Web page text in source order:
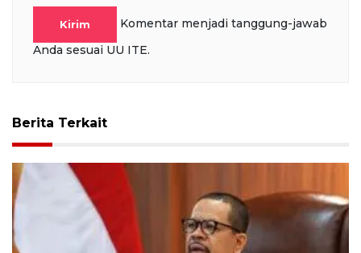
Kirim
Komentar menjadi tanggung-jawab
Anda sesuai UU ITE.
Berita Terkait